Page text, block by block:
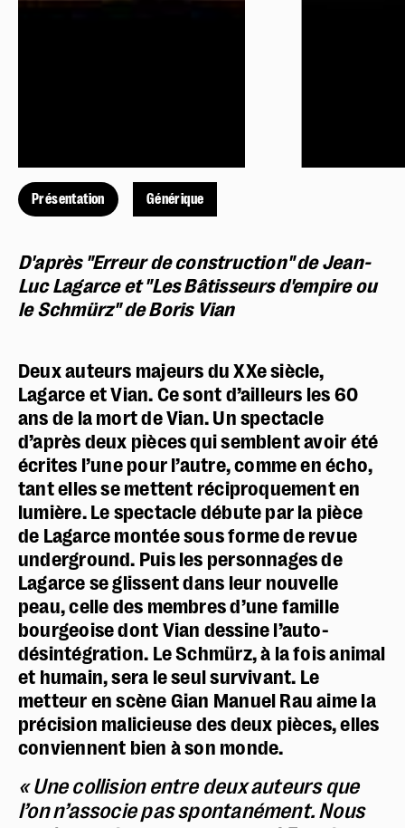
Présentation Générique
D'après "Erreur de construction" de Jean-
Luc Lagarce et "Les Bâtisseurs d'empire ou
le Schmürz" de Boris Vian
Deux auteurs majeurs du XXe siècle,
Lagarce et Vian. Ce sont d’ailleurs les 60
ans de la mort de Vian. Un spectacle
d’après deux pièces qui semblent avoir été
écrites l’une pour l’autre, comme en écho,
tant elles se mettent réciproquement en
lumière. Le spectacle débute par la pièce
de Lagarce montée sous forme de revue
underground. Puis les personnages de
Lagarce se glissent dans leur nouvelle
peau, celle des membres d’une famille
bourgeoise dont Vian dessine l’auto-
désintégration. Le Schmürz, à la fois animal
et humain, sera le seul survivant. Le
metteur en scène Gian Manuel Rau aime la
précision malicieuse des deux pièces, elles
conviennent bien à son monde.
« Une collision entre deux auteurs que
l’on n’associe pas spontanément. Nous